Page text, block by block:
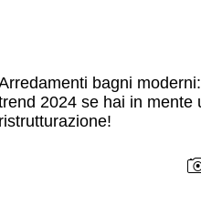
bagni moderni:
2024 se hai in mente
ristrutturazione!